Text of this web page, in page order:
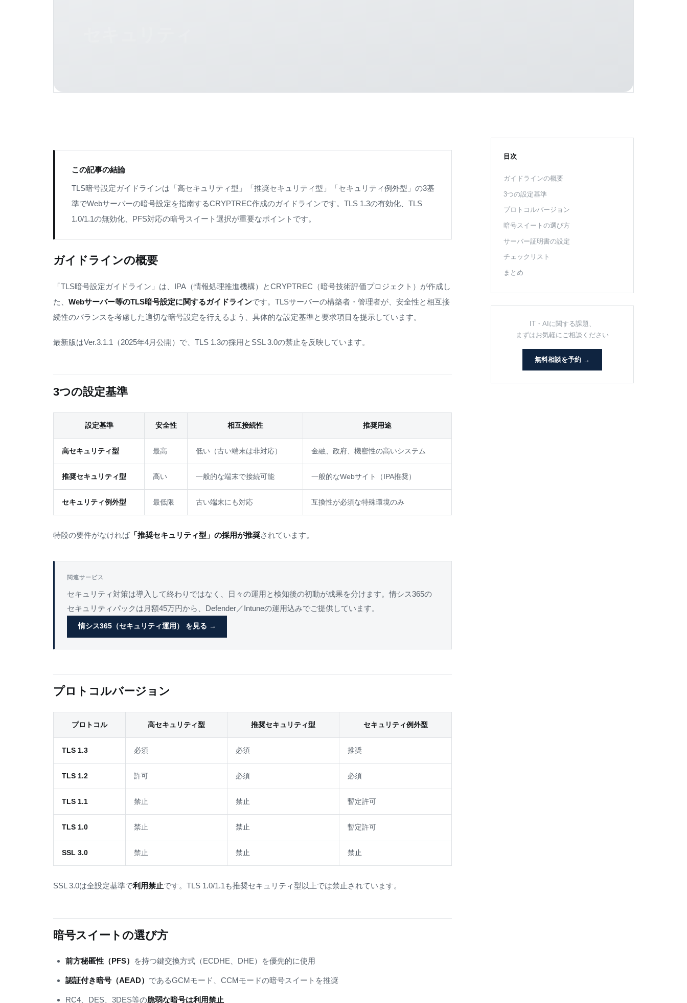
この記事の結論
TLS暗号設定ガイドラインは「高セキュリティ型」「推奨セキュリティ型」「セキュリティ例外型」の3基
準でWebサーバーの暗号設定を指南するCRYPTREC作成のガイドラインです。TLS 1.3の有効化、TLS
1.0/1.1の無効化、PFS対応の暗号スイート選択が重要なポイントです。
ガイドラインの概要
「TLS暗号設定ガイドライン」は、IPA（情報処理推進機構）とCRYPTREC（暗号技術評価プロジェクト）が作成し
た、 Webサーバー等のTLS暗号設定に関するガイドラインです。TLSサーバーの構築者・管理者が、安全性と相互接
続性のバランスを考慮した適切な暗号設定を行えるよう、具体的な設定基準と要求項目を提示しています。
最新版はVer.3.1.1（2025年4月公開）で、TLS 1.3の採用とSSL 3.0の禁止を反映しています。
3つの設定基準
設定基準 安全性 相互接続性 推奨用途
高セキュリティ型 最高 低い（古い端末は非対応） 金融、政府、機密性の高いシステム
推奨セキュリティ型 高い 一般的な端末で接続可能 一般的なWebサイト（IPA推奨）
セキュリティ例外型 最低限 古い端末にも対応 互換性が必須な特殊環境のみ
特段の要件がなければ 「推奨セキュリティ型」の採用が推奨されています。
関連サービス
セキュリティ対策は導入して終わりではなく、日々の運用と検知後の初動が成果を分けます。情シス365の
セキュリティパックは月額45万円から、Defender／Intuneの運用込みでご提供しています。
情シス365（セキュリティ運用） を見る →
プロトコルバージョン
プロトコル 高セキュリティ型 推奨セキュリティ型 セキュリティ例外型
TLS 1.3 必須 必須 推奨
TLS 1.2 許可 必須 必須
TLS 1.1 禁止 禁止 暫定許可
TLS 1.0 禁止 禁止 暫定許可
SSL 3.0 禁止 禁止 禁止
SSL 3.0は全設定基準で利用禁止です。TLS 1.0/1.1も推奨セキュリティ型以上では禁止されています。
暗号スイートの選び方
前方秘匿性（PFS） を持つ鍵交換方式（ECDHE、DHE）を優先的に使用
認証付き暗号（AEAD） であるGCMモード、CCMモードの暗号スイートを推奨
RC4、DES、3DES等の脆弱な暗号は利用禁止
目次
ガイドラインの概要
3つの設定基準
プロトコルバージョン
暗号スイートの選び方
サーバー証明書の設定
チェックリスト
まとめ
IT・AIに関する課題、
まずはお気軽にご相談ください
無料相談を予約 →